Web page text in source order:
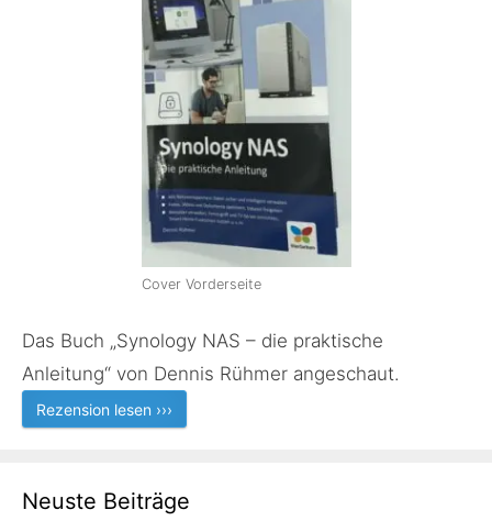
Cover Vorderseite
Das Buch „Synology NAS – die praktische
Anleitung“ von Dennis Rühmer angeschaut.
Rezension lesen ›››
Neuste Beiträge